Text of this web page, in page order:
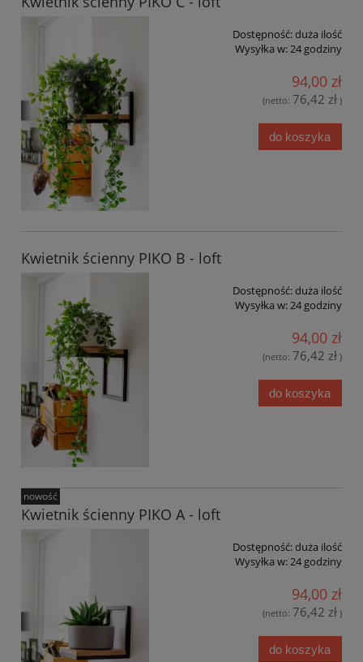
Dostępność:duża ilość
Wysyłka w:24 godziny
94,00 zł
(netto: 76,42 zł )
do koszyka
Kwietnik ścienny PIKO B - loft
Dostępność:duża ilość
Wysyłka w:24 godziny
94,00 zł
(netto: 76,42 zł )
do koszyka
Kwietnik ścienny PIKO A - loft
Dostępność:duża ilość
Wysyłka w:24 godziny
94,00 zł
(netto: 76,42 zł )
do koszyka
nowość